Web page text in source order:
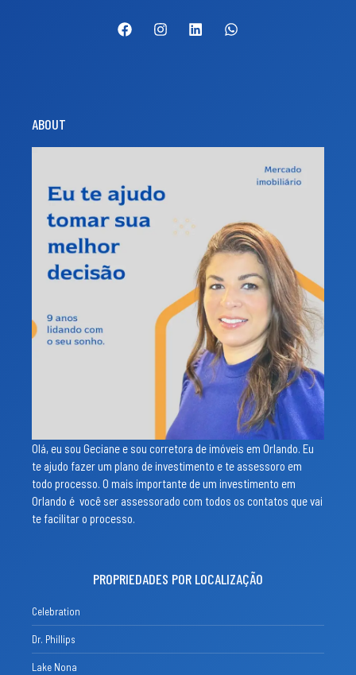
ABOUT
Olá, eu sou Geciane e sou corretora de imóveis em Orlando. Eu
te ajudo fazer um plano de investimento e te assessoro em
todo processo. O mais importante de um investimento em
Orlando é você ser assessorado com todos os contatos que vai
te facilitar o processo.
PROPRIEDADES POR LOCALIZAÇÃO
Celebration
Dr. Phillips
Lake Nona